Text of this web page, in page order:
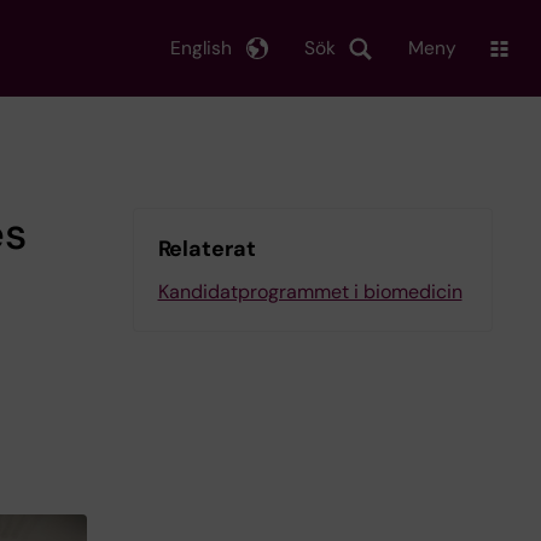
Sök
English Meny
Relaterat
Kandidatprogrammet i biomedicin